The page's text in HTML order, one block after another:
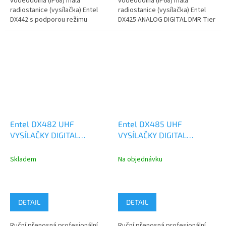
radiostanice (vysílačka) Entel
DX442 s podporou režimu
ANALOG a DIGITAL DMR Tier
radiostanice (vysílačka) Entel
DX425 ANALOG DIGITAL DMR Tier
II pro pásmo VHF 136-174 MHz.
Entel DX482 UHF
VYSÍLAČKY DIGITAL
Skladem
DETAIL
Entel DX485 UHF
VYSÍLAČKY DIGITAL
Na objednávku
DETAIL